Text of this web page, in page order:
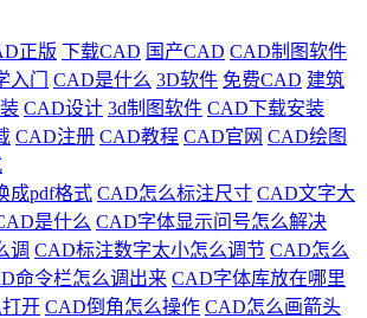
正版 下载CAD 国产CAD CAD制图软件
门
CAD是什么 3D软件 免费CAD 建筑
CAD设计 3d制图软件 CAD下载安装
CAD注册 CAD教程 CAD官网 CAD绘图
成pdf格式 CAD怎么标注尺寸 CAD文字大
是什么 CAD字体显示问号怎么解决
调 CAD标注数字太小怎么调节 CAD怎么
命令栏怎么调出来 CAD字体库放在哪里
开 CAD倒角怎么操作 CAD怎么画箭头